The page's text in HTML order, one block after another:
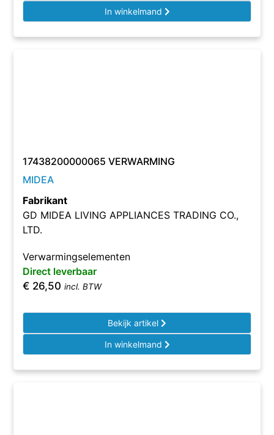
In winkelmand
17438200000065 VERWARMING
MIDEA
Fabrikant
GD MIDEA LIVING APPLIANCES TRADING CO.,
LTD.
Verwarmingselementen
Direct leverbaar
€ 26,50 incl. BTW
Bekijk artikel
In winkelmand